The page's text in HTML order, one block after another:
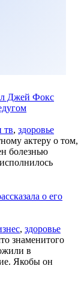
Джей Фокс
тв, здоровье
актеру о том,
болезнью
о его
, здоровье
знаменитого
в
Якобы он